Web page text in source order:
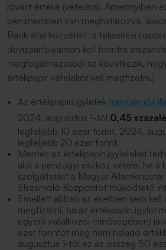
jóváírt értéke (vételára). Amennyiben
pénznemben van meghatározva,
Bank által közzétett, a teljesítési
devizaárfolyamon kell forintra
megfogalmazásból az következik,
értékpapír vételekor kell megfizetni.)
Az értékpapírügyletek tranzakciós
2024. augusztus 1-től 0,45
legfeljebb 10 ezer forint, 2024.
legfeljebb 20 ezer forint.
Mentes az értékpapírügyleteket
alól a pénzügyi eszköz vétele, ha a
szolgáltatást a Magyar
Elszámoló Központot működtető
Emellett abban az esetben sem kell
megfizetni, ha az értékpapírügylet
egyéni vállalkozói minőségében)
ezer forintot meg nem haladó
augusztus 1-től ez az összeg 50